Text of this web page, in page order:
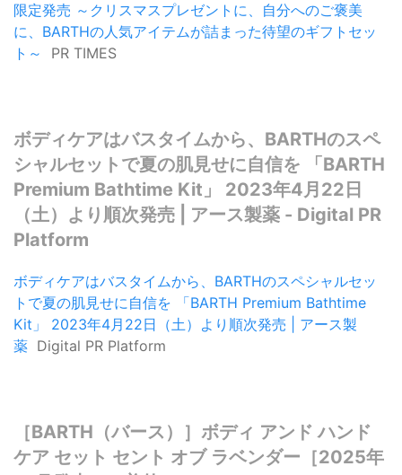
限定発売 ～クリスマスプレゼントに、自分へのご褒美
に、BARTHの人気アイテムが詰まった待望のギフトセッ
ト～
PR TIMES
ボディケアはバスタイムから、BARTHのスペ
シャルセットで夏の肌見せに自信を 「BARTH
Premium Bathtime Kit」 2023年4月22日
（土）より順次発売 | アース製薬 - Digital PR
Platform
ボディケアはバスタイムから、BARTHのスペシャルセッ
トで夏の肌見せに自信を 「BARTH Premium Bathtime
Kit」 2023年4月22日（土）より順次発売 | アース製
薬 Digital PR Platform
［BARTH（バース）］ボディ アンド ハンド
ケア セット セント オブ ラベンダー［2025年